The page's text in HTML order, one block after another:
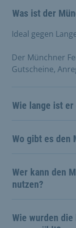
Was ist der
Ideal gegen
Der Münchner
Gutscheine,
Wie lange ist
Wo gibt es den
Wer kann den
nutzen?
Wie wurden